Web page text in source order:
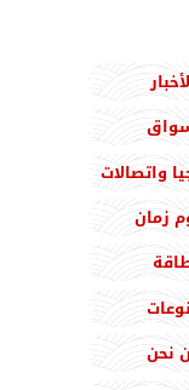
واتصالات
زمان
نحن